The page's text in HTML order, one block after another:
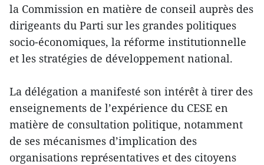
la Commission en matière de conseil auprès des
dirigeants du Parti sur les grandes politiques
socio-économiques, la réforme institutionnelle
et les stratégies de développement national.
La délégation a manifesté son intérêt à tirer des
enseignements de l’expérience du CESE en
matière de consultation politique, notamment
de ses mécanismes d’implication des
organisations représentatives et des citoyens